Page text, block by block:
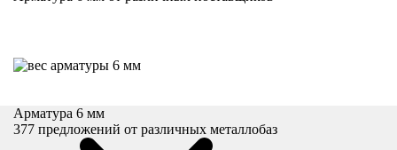
Арматура 6 мм
377 предложений от различных металлобаз